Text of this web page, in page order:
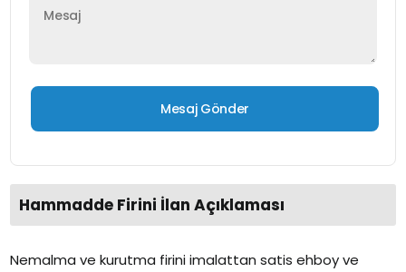
Hammadde Firini İlan Açıklaması
Nemalma ve kurutma firini imalattan satis ehboy ve